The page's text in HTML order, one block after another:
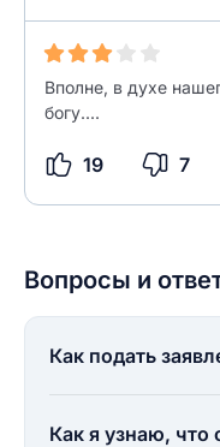
Вполне, в духе
богу....
19 7
Вопросы и
Как подать
Как я узнаю, что